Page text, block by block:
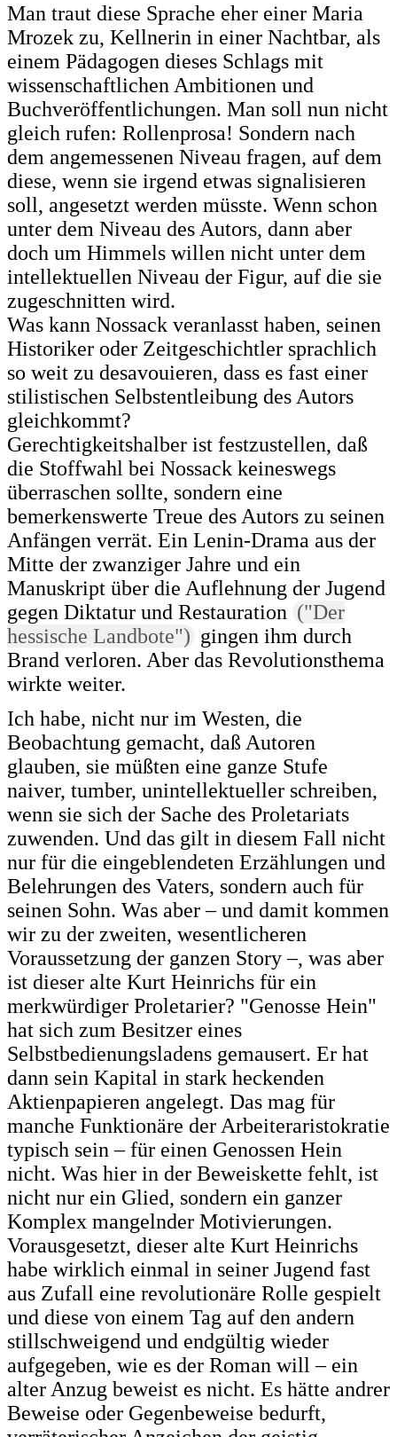
Man traut diese Sprache eher einer Maria
Mrozek zu, Kellnerin in einer Nachtbar, als
einem Pädagogen dieses Schlags mit
wissenschaftlichen Ambitionen und
Buchveröffentlichungen. Man soll nun nicht
gleich rufen: Rollenprosa! Sondern nach
dem angemessenen Niveau fragen, auf dem
diese, wenn sie irgend etwas signalisieren
soll, angesetzt werden müsste. Wenn schon
unter dem Niveau des Autors, dann aber
doch um Himmels willen nicht unter dem
intellektuellen Niveau der Figur, auf die sie
zugeschnitten wird.
Was kann Nossack veranlasst haben, seinen
Historiker oder Zeitgeschichtler sprachlich
so weit zu desavouieren, dass es fast einer
stilistischen Selbstentleibung des Autors
gleichkommt?
Gerechtigkeitshalber ist festzustellen, daß
die Stoffwahl bei Nossack keineswegs
überraschen sollte, sondern eine
bemerkenswerte Treue des Autors zu seinen
Anfängen verrät. Ein Lenin-Drama aus der
Mitte der zwanziger Jahre und ein
Manuskript über die Auflehnung der Jugend
gegen Diktatur und Restauration ("Der
hessische Landbote") gingen ihm durch
Brand verloren. Aber das Revolutionsthema
wirkte weiter.
Ich habe, nicht nur im Westen, die
Beobachtung gemacht, daß Autoren
glauben, sie müßten eine ganze Stufe
naiver, tumber, unintellektueller schreiben,
wenn sie sich der Sache des Proletariats
zuwenden. Und das gilt in diesem Fall nicht
nur für die eingeblendeten Erzählungen und
Belehrungen des Vaters, sondern auch für
seinen Sohn. Was aber – und damit kommen
wir zu der zweiten, wesentlicheren
Voraussetzung der ganzen Story –, was aber
ist dieser alte Kurt Heinrichs für ein
merkwürdiger Proletarier? "Genosse Hein"
hat sich zum Besitzer eines
Selbstbedienungsladens gemausert. Er hat
dann sein Kapital in stark heckenden
Aktienpapieren angelegt. Das mag für
manche Funktionäre der Arbeiteraristokratie
typisch sein – für einen Genossen Hein
nicht. Was hier in der Beweiskette fehlt, ist
nicht nur ein Glied, sondern ein ganzer
Komplex mangelnder Motivierungen.
Vorausgesetzt, dieser alte Kurt Heinrichs
habe wirklich einmal in seiner Jugend fast
aus Zufall eine revolutionäre Rolle gespielt
und diese von einem Tag auf den andern
stillschweigend und endgültig wieder
aufgegeben, wie es der Roman will – ein
alter Anzug beweist es nicht. Es hätte andrer
Beweise oder Gegenbeweise bedurft,